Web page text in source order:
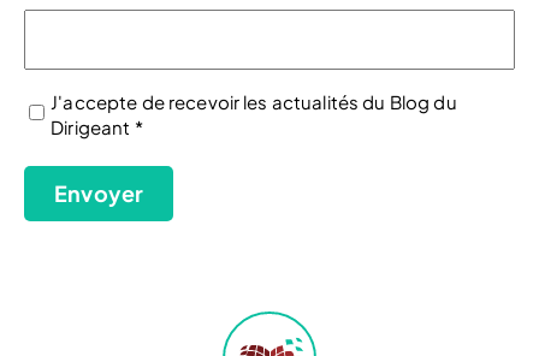
(Nécessaire)
J'accepte de recevoir les actualités du Blog du
Dirigeant *
Envoyer